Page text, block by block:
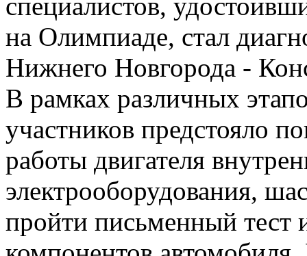
специалистов,
на Олимпиаде, стал
Нижнего Новгорода -
В рамках различных
участников предстояло
работы двигателя
электрооборудования,
пройти письменный тест